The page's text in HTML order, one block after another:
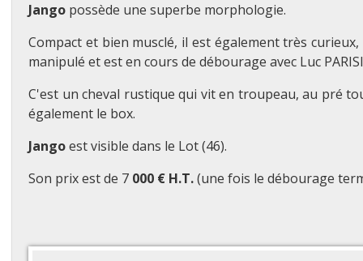
Jango possède une superbe morphologie.
Compact et bien musclé, il est également très
manipulé et est en cours de débourage avec Luc
C'est un cheval rustique qui vit en troupeau, au pré
également le box.
Jangoest visible dans le Lot (46).
Son prix est de 7 000 € H.T.(une fois le débourage